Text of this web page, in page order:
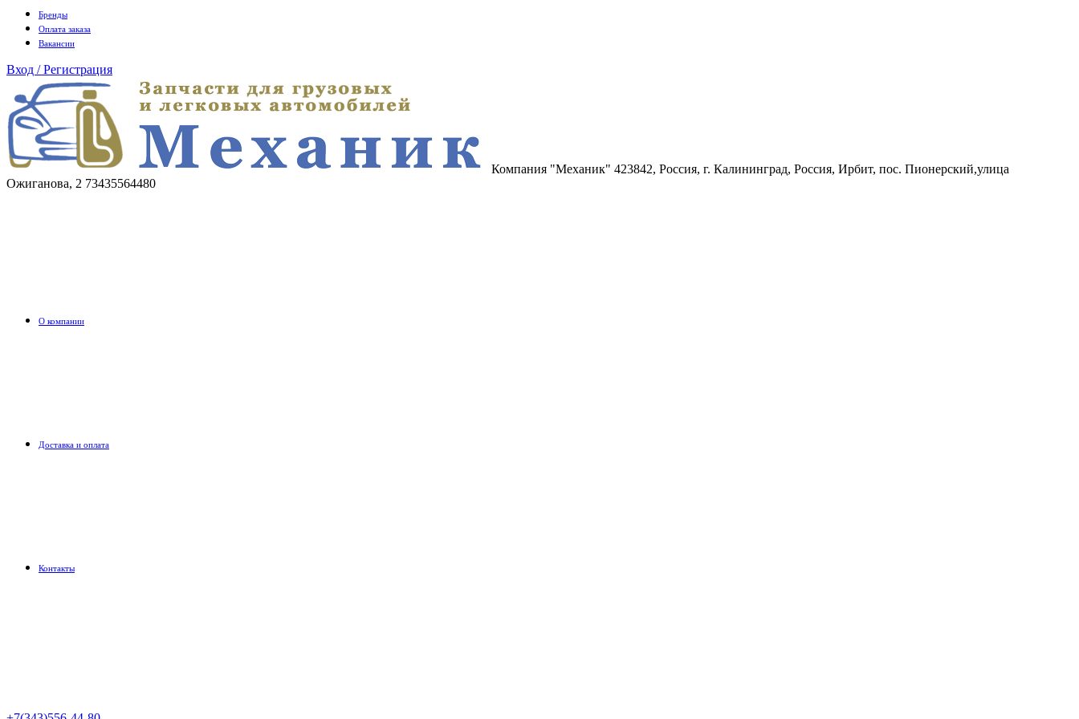
Бренды
Оплата заказа
Вакансии
Вход / Регистрация
Компания "Механик" 423842, Россия, г. Калининград, Россия, Ирбит, пос. Пионерский,улица
Ожиганова, 2 73435564480
О компании
Доставка и оплата
Контакты